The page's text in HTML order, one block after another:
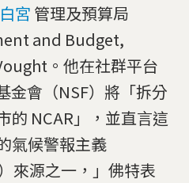
白宮 管理及預算局
and Budget,
。他在社群平台
金會（NSF）將「拆分
的 NCAR」，並直言這
氣候警報主義
來源之一，」佛特表